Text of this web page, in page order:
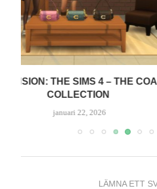
TEST: PANASONIC Z95B
LÄMNA ETT